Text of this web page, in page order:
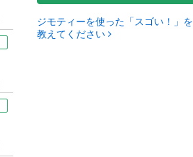
ジモティーを使った「スゴい！」を
教えてください